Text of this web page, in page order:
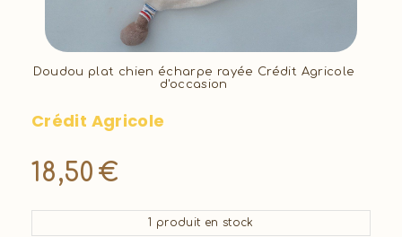
Doudou plat chien écharpe rayée Crédit Agricole
d'occasion
Crédit Agricole
18,50 €
1 produit en stock